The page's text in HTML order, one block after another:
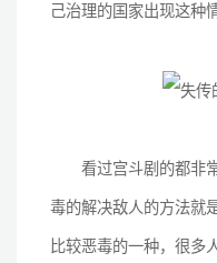
己治理的国家出现这种
看过宫斗剧的都非常
毒的解决敌人的方法就
比较恶毒的一种，很多